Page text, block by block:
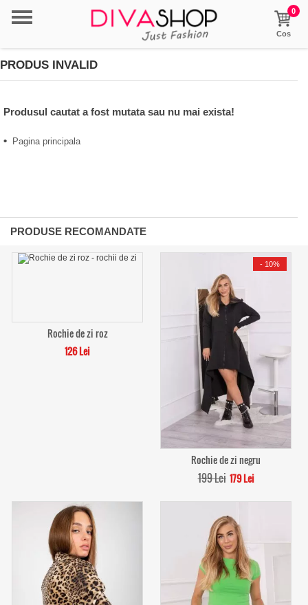
0
Cos
PRODUS INVALID
Produsul cautat a fost mutata sau nu mai exista!
• Pagina principala
PRODUSE RECOMANDATE
Rochie de zi roz
126 Lei
- 10%
Rochie de zi negru
199 Lei 179 Lei